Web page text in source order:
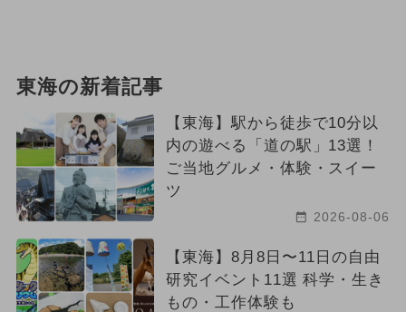
東海の新着記事
【東海】駅から徒歩で10分以
内の遊べる「道の駅」13選！
ご当地グルメ・体験・スイー
ツ
2026-08-06
【東海】8月8日〜11日の自由
研究イベント11選 科学・生き
もの・工作体験も